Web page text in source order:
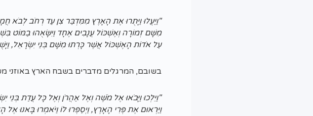
"וַיַּעֲלוּ וַיָּתֻרוּ אֶת הָאָרֶץ מִמִּדְבַּר צִן עַד רְחֹב לְבֹא
מִשָּׁם זְמוֹרָה וְאֶשְׁכּוֹל עֲנָבִים אֶחָד וַיִּשָּׂאֻהוּ בַמּוֹט
עַל אֹדוֹת הָאֶשְׁכּוֹל אֲשֶׁר כָּרְתוּ מִשָּׁם בְּנֵי יִשְׂרָאֵל,
בשובם, המרגלים מדברים בשבח הארץ באוזני
"וַיֵּלְכוּ וַיָּבֹאוּ אֶל מֹשֶׁה וְאֶל אַהֲרֹן וְאֶל כָּל עֲדַת
וַיַּרְאוּם אֶת פְּרִי הָאָרֶץ, וַיְסַפְּרוּ לוֹ וַיֹּאמְרוּ בָּאנוּ